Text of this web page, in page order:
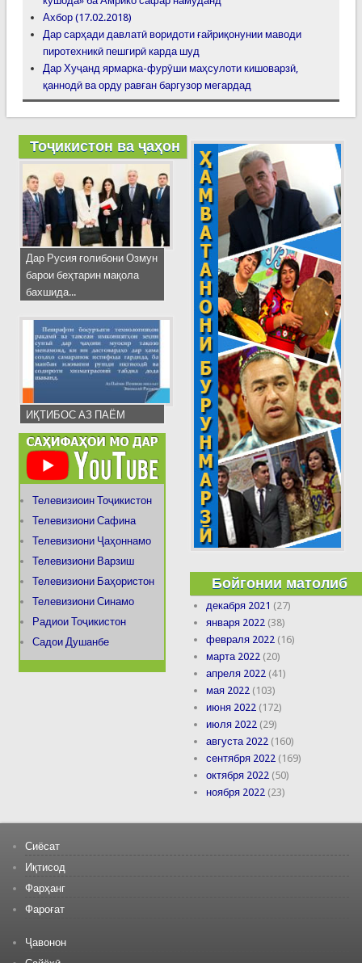
Ахбор (17.02.2018)
Дар сарҳади давлатӣ воридоти ғайриқонунии маводи
пиротехникӣ пешгирӣ карда шуд
Дар Хуҷанд ярмарка-фурӯши маҳсулоти кишоварзӣ,
қаннодӣ ва орду равған баргузор мегардад
Тоҷикистон ва ҷаҳон
Дар Русия ғолибони Озмун
барои беҳтарин мақола
бахшида...
ИҚТИБОС АЗ ПАЁМ
Телевизиоин Тоҷикистон
Телевизиони Сафина
Телевизиони Ҷаҳоннамо
Телевизиони Варзиш
Телевизиони Баҳористон
Телевизиони Синамо
Радиои Тоҷикистон
Садои Душанбе
Бойгонии матолиб
декабря 2021 (27)
января 2022 (38)
февраля 2022 (16)
марта 2022 (20)
апреля 2022 (41)
мая 2022 (103)
июня 2022 (172)
июля 2022 (29)
августа 2022 (160)
сентября 2022 (169)
октября 2022 (50)
ноября 2022 (23)
Сиёсат
Иқтисод
Фарҳанг
Фароғат
Ҷавонон